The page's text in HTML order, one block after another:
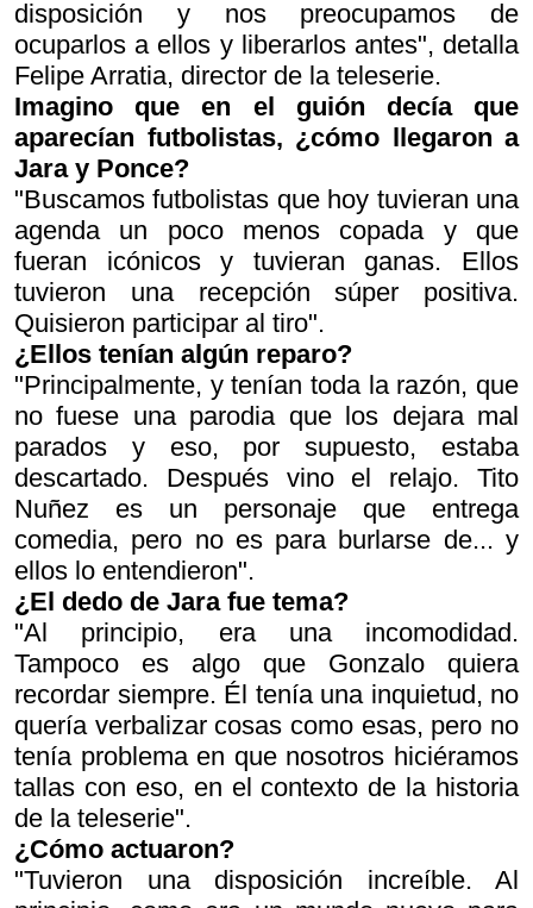
disposición y nos preocupamos de
ocuparlos a ellos y liberarlos antes", detalla
Felipe Arratia, director de la teleserie.
Imagino que en el guión decía que
aparecían futbolistas, ¿cómo llegaron a
Jara y Ponce?
"Buscamos futbolistas que hoy tuvieran una
agenda un poco menos copada y que
fueran icónicos y tuvieran ganas. Ellos
tuvieron una recepción súper positiva.
Quisieron participar al tiro".
¿Ellos tenían algún reparo?
"Principalmente, y tenían toda la razón, que
no fuese una parodia que los dejara mal
parados y eso, por supuesto, estaba
descartado. Después vino el relajo. Tito
Nuñez es un personaje que entrega
comedia, pero no es para burlarse de... y
ellos lo entendieron".
¿El dedo de Jara fue tema?
"Al principio, era una incomodidad.
Tampoco es algo que Gonzalo quiera
recordar siempre. Él tenía una inquietud, no
quería verbalizar cosas como esas, pero no
tenía problema en que nosotros hiciéramos
tallas con eso, en el contexto de la historia
de la teleserie".
¿Cómo actuaron?
"Tuvieron una disposición increíble. Al